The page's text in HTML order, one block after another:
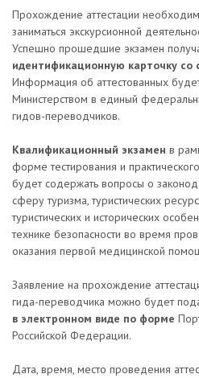
Прохождение аттестации
заниматься экскурсионной
Успешно прошедшие экзамен
идентификационную карточку со
Информация об аттестованных
Министерством в единый
гидов-переводчиков.
Квалификационный экзамен в
форме тестирования и
будет содержать вопросы о
сферу туризма, туристических
туристических и исторических
технике безопасности во время
оказания первой медицинской
Заявление на прохождение
гида-переводчика можно будет
в электронном виде по форме
Российской Федерации.
Дата, время, место проведения